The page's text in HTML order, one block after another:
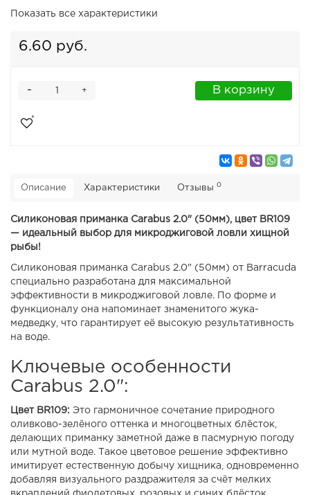
Показать все характеристики
6.60 руб.
+
- В корзину
Описание Характеристики Отзывы 0
Силиконовая приманка Carabus 2.0" (50мм), цвет BR109
— идеальный выбор для микроджиговой ловли хищной
рыбы!
Силиконовая приманка Carabus 2.0" (50мм) от Barracuda
специально разработана для максимальной
эффективности в микроджиговой ловле. По форме и
функционалу она напоминает знаменитого жука-
медведку, что гарантирует её высокую результативность
на воде.
Ключевые особенности
Carabus 2.0":
Цвет BR109: Это гармоничное сочетание природного
оливково-зелёного оттенка и многоцветных блёсток,
делающих приманку заметной даже в пасмурную погоду
или мутной воде. Такое цветовое решение эффективно
имитирует естественную добычу хищника, одновременно
добавляя визуального раздражителя за счёт мелких